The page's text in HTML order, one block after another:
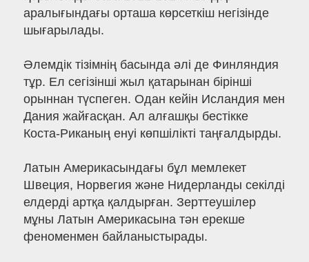
аралығындағы орташа көрсеткіш негізінде
шығарылады.
Әлемдік тізімнің басында әлі де Финляндия
тұр. Ел сегізінші жыл қатарынан бірінші
орыннан түспеген. Одан кейін Исландия мен
Дания жайғасқан. Ал алғашқы бестікке
Коста-Риканың енуі көпшілікті таңғалдырды.
Латын Америкасындағы бұл мемлекет
Швеция, Норвегия және Нидерланды секілді
елдерді артқа қалдырған. Зерттеушілер
мұны Латын Америкасына тән ерекше
феноменмен байланыстырады.